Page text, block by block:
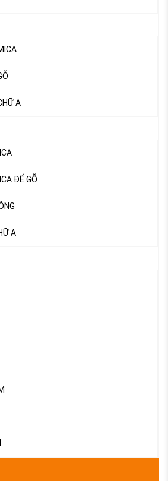
A
ĐẾ GỖ
A